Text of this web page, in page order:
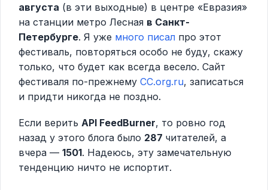
августа (в эти выходные) в центре «Евразия»
на станции метро Лесная в Санкт-
Петербурге. Я уже много писал про этот
фестиваль, повторяться особо не буду, скажу
только, что будет как всегда весело. Сайт
фестиваля по-прежнему CC.org.ru, записаться
и придти никогда не поздно.
Если верить API FeedBurner, то ровно год
назад у этого блога было 287 читателей, а
вчера — 1501. Надеюсь, эту замечательную
тенденцию ничто не испортит.